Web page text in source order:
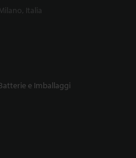
Italia
e Imballaggi